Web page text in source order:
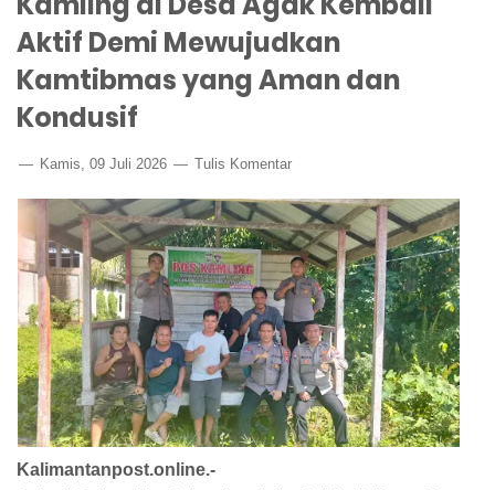
Aktif Demi Mewujudkan
Kamtibmas yang Aman dan
Kondusif
Kamis, 09 Juli 2026 Tulis Komentar
Kalimantanpost.online.-